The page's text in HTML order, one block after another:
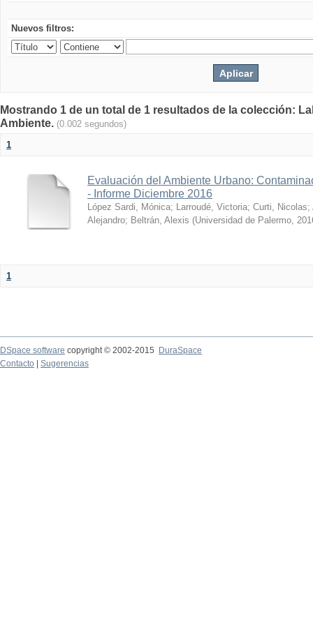
Nuevos filtros:
Mostrando 1 de un total de 1 resultados de la colección:
Ambiente. (0.002 segundos)
1
Evaluación del Ambiente Urbano:
- Informe Diciembre 2016
López Sardi, Mónica; Larroudé, Victoria; Curti, Nicolas;
Alejandro; Beltrán, Alexis (Universidad de Palermo,
1
DSpace software copyright © 2002-2015
DuraSpace
Contacto
Sugerencias